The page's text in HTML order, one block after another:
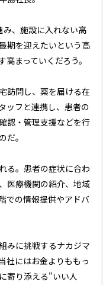
、施設に入れない高
期を迎えたいという高
まっていくだろう。
訪問し、薬を届ける在
ッフと連携し、患者の
認・管理支援などを行
だ。
る。患者の症状に合わ
医療機関の紹介、地域
での情報提供やアドバ
みに挑戦するナカジマ
社にはお金よりももっ
寄り添える"いい人